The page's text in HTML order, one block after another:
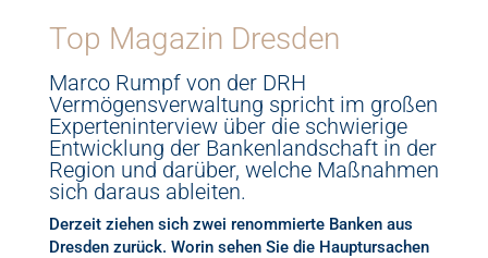
Top Magazin Dresden
Marco Rumpf von der DRH
Vermögensverwaltung spricht im großen
Experten­interview über die schwierige
Entwicklung der Bankenlandschaft in der
Region und darüber, welche Maßnahmen
sich daraus ableiten.
Derzeit ziehen sich zwei renommierte Banken aus
Dres­den zurück. Worin sehen Sie die Hauptursachen